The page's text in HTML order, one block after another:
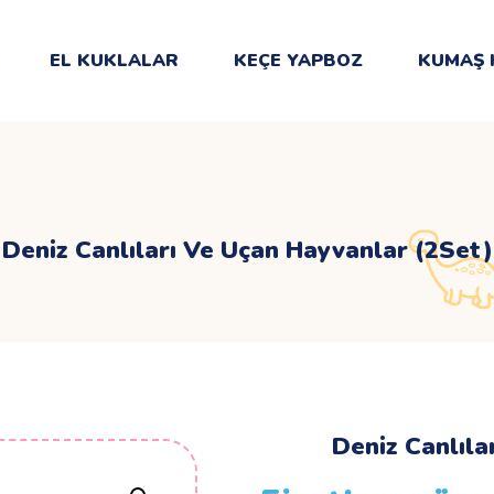
EL KUKLALAR KEÇE YAPBOZ KUMAŞ
Deniz Canlıları Ve Uçan Hayvanlar (2Set)
Deniz